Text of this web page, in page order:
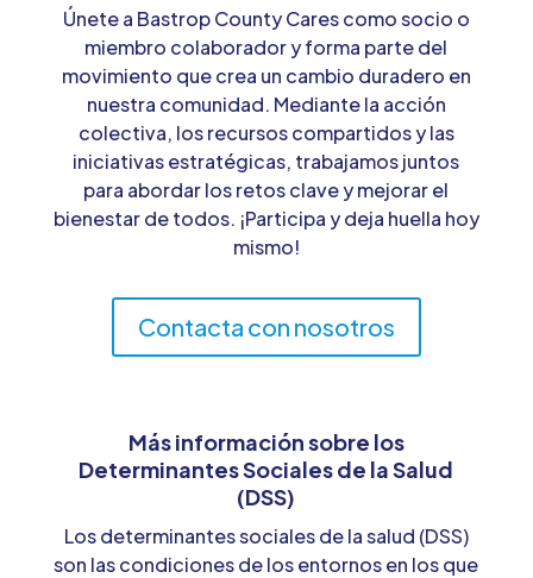
Únete a Bastrop County Cares como socio o
miembro colaborador y forma parte del
movimiento que crea un cambio duradero en
nuestra comunidad. Mediante la acción
colectiva, los recursos compartidos y las
iniciativas estratégicas, trabajamos juntos
para abordar los retos clave y mejorar el
bienestar de todos. ¡Participa y deja huella hoy
mismo!
Contacta con nosotros
Más información sobre los
Determinantes Sociales de la Salud
(DSS)
Los determinantes sociales de la salud (DSS)
son las condiciones de los entornos en los que